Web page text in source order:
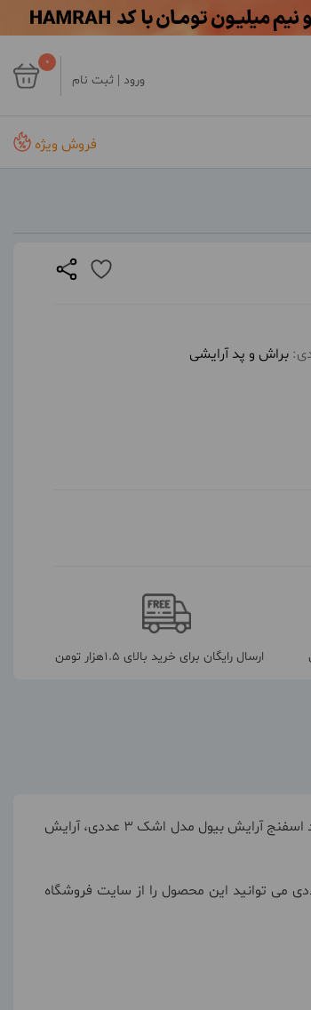
ورود | ثبت نام
0
فروش ویژه
براش و پد آرایشی
ارسال رایگان برای خرید بالای 1.5هزار تومن
استفاده از اسفنج های آرایشی اشکی با رنگ بندی متنوع مانند صورتی، نارنجی و بنفش برای زدن انواع کرم پودر، پنکک و پودر فیکس مناسب هستند. پد اسفنج آرایش بیول مدل اشک 3 عددی، آرایش
های پد مدل اشکی می توان به شستشوی مکرر پد و استفاده مجدد از آن اشاره کرد. برای خرید پد اسفنج آرایش بیول مدل اشک 3 عددی می توانید این محصول را از سایت فروشگاه